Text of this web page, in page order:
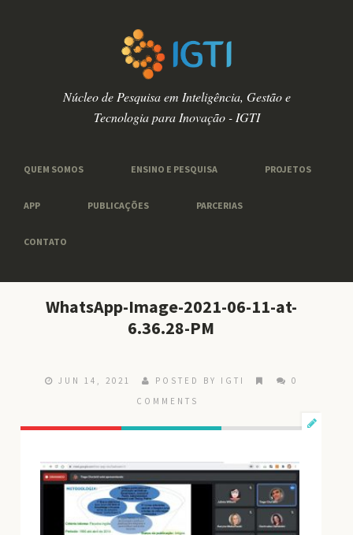
Núcleo de Pesquisa em Inteligência, Gestão e
Tecnologia para Inovação - IGTI
QUEM SOMOS ENSINO E PESQUISA PROJETOS
APP PUBLICAÇÕES PARCERIAS
CONTATO
WhatsApp-Image-2021-06-11-at-
6.36.28-PM
JUN 14, 2021 POSTED BY IGTI
0
COMMENTS